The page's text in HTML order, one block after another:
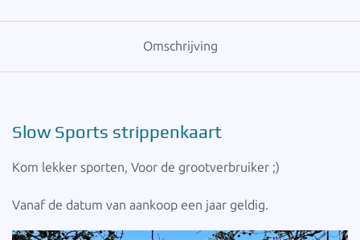
Omschrijving
Slow Sports strippenkaart
Kom lekker sporten, Voor de grootverbruiker ;)
Vanaf de datum van aankoop een jaar geldig.